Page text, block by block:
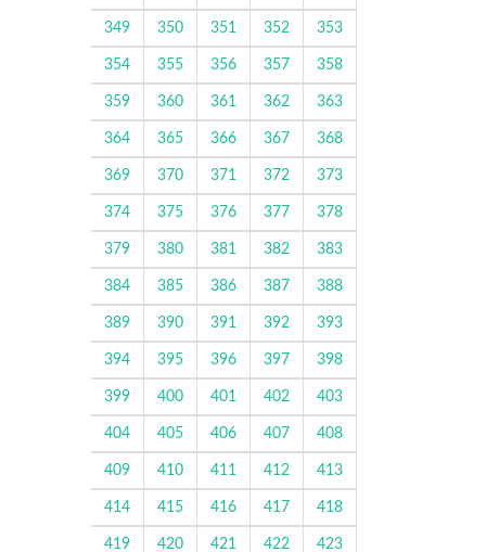
349 350 351 352 353
354 355 356 357 358
359 360 361 362 363
364 365 366 367 368
369 370 371 372 373
374 375 376 377 378
379 380 381 382 383
384 385 386 387 388
389 390 391 392 393
394 395 396 397 398
399 400 401 402 403
404 405 406 407 408
409 410 411 412 413
414 415 416 417 418
419 420 421 422 423